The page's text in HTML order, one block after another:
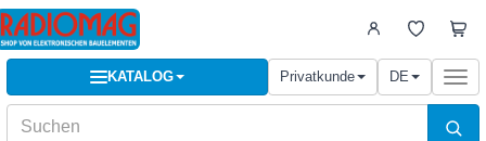
KATALOG Privatkunde DE